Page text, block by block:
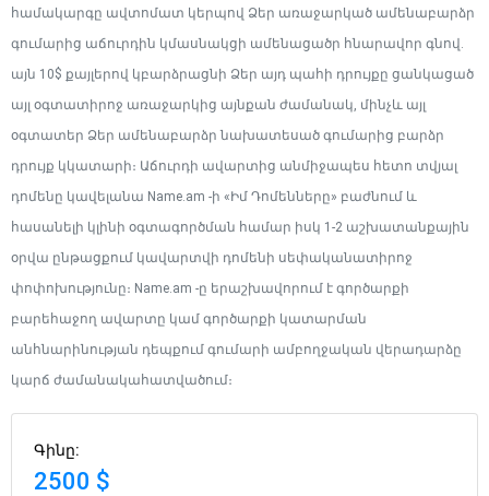
համակարգը ավտոմատ կերպով Ձեր առաջարկած ամենաբարձր
գումարից աճուրդին կմասնակցի ամենացածր հնարավոր գնով.
այն 10$ քայլերով կբարձրացնի Ձեր այդ պահի դրույքը ցանկացած
այլ օգտատիրոջ առաջարկից այնքան ժամանակ, մինչև այլ
օգտատեր Ձեր ամենաբարձր նախատեսած գումարից բարձր
դրույք կկատարի։ Աճուրդի ավարտից անմիջապես հետո տվյալ
դոմենը կավելանա Name.am -ի «Իմ Դոմենները» բաժնում և
հասանելի կլինի օգտագործման համար իսկ 1-2 աշխատանքային
օրվա ընթացքում կավարտվի դոմենի սեփականատիրոջ
փոփոխությունը։ Name.am -ը երաշխավորում է գործարքի
բարեհաջող ավարտը կամ գործարքի կատարման
անհնարինության դեպքում գումարի ամբողջական վերադարձը
կարճ ժամանակահատվածում։
Գինը:
2500 $